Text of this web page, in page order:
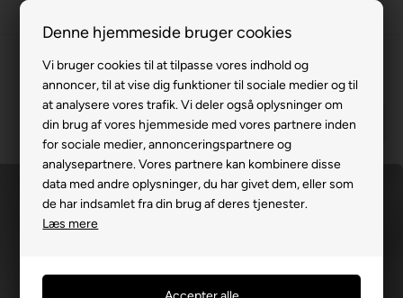
Denne hjemmeside bruger cookies
Vi bruger cookies til at tilpasse vores indhold og
annoncer, til at vise dig funktioner til sociale medier og til
at analysere vores trafik. Vi deler også oplysninger om
din brug af vores hjemmeside med vores partnere inden
for sociale medier, annonceringspartnere og
analysepartnere. Vores partnere kan kombinere disse
data med andre oplysninger, du har givet dem, eller som
de har indsamlet fra din brug af deres tjenester.
Læs mere
Gratis levering v. køb for 799,-
Service hos dig
3 års garanti
63 15 00 00